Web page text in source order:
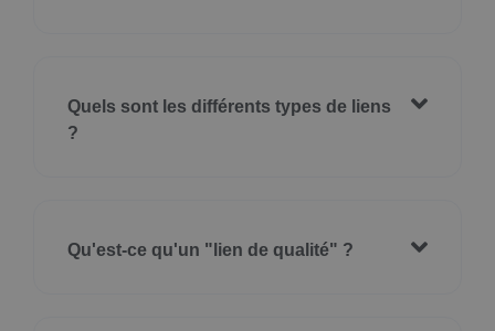
Quels sont les différents types de liens
?
Qu'est-ce qu'un "lien de qualité" ?